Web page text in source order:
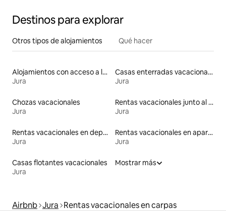
Destinos para explorar
Otros tipos de alojamientos Qué hacer
Alojamientos con acceso a las pistas de esquí
Jura
Casas enterradas vacacionales
Jura
Chozas vacacionales
Jura
Rentas vacacionales junto al agua
Jura
Rentas vacacionales en departamentos con cama de altura accesible
Jura
Rentas vacacionales en apartoteles
Jura
Casas flotantes vacacionales
Jura
Mostrar más
Airbnb Jura Rentas vacacionales en carpas